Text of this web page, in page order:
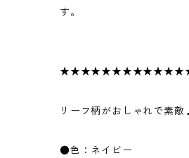
す。
リーフ柄がおしゃれで素敵
●色：ネイビー